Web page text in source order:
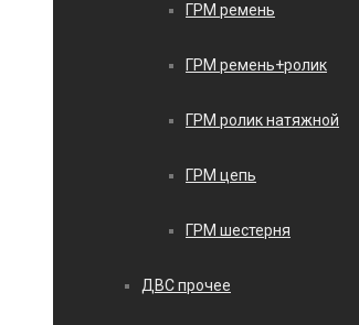
ГРМ ремень
ГРМ ремень+ролик
ГРМ ролик натяжной
ГРМ цепь
ГРМ шестерня
ДВС прочее